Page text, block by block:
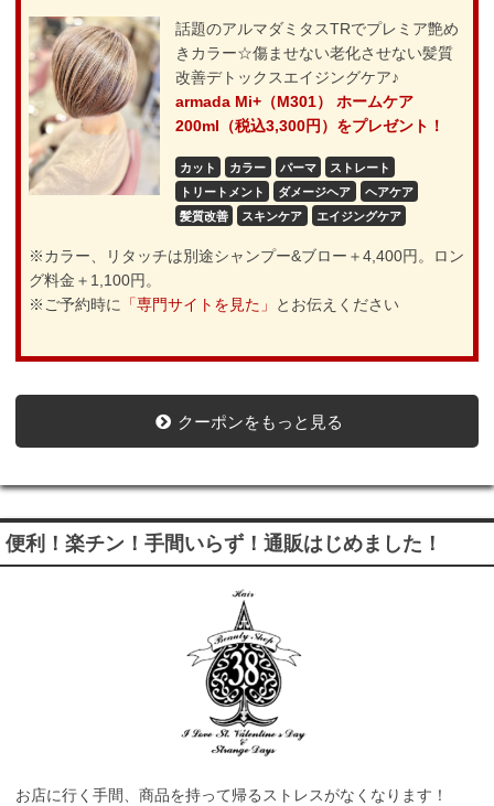
話題のアルマダミタスTRでプレミア艶め
きカラー☆傷ませない老化させない髪質
改善デトックスエイジングケア♪
armada Mi+（M301） ホームケア
200ml（税込3,300円）をプレゼント！
カット カラー パーマ
ストレート
トリートメント
ダメージヘア
ヘアケア
髪質改善
スキンケア エイジングケア
※カラー、リタッチは別途シャンプー&ブロー＋4,400円。ロン
グ料金＋1,100円。
※ご予約時に
「専門サイトを見た」 とお伝えください
クーポンをもっと見る
便利！楽チン！手間いらず！通販はじめました！
お店に行く手間、商品を持って帰るストレスがなくなります！